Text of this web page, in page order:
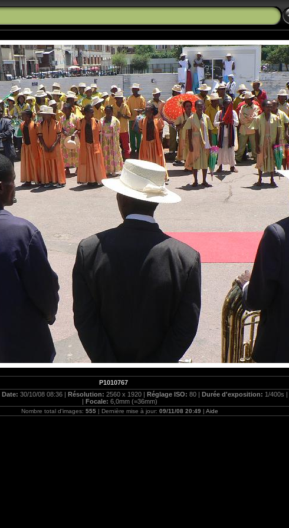
P1010767
Date: 30/10/08 08:36 | Résolution: 2560 x 1920 | Réglage ISO: 80 | Durée d'exposition: 1/400s |
| Focale: 6,0mm (=36mm)
Nombre total d'images: 555 | Dernière mise à jour: 09/11/08 20:49 | Aide